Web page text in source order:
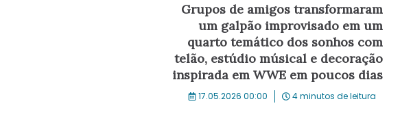
Grupos de amigos transformaram
um galpão improvisado em um
quarto temático dos sonhos com
telão, estúdio músical e decoração
inspirada em WWE em poucos dias
17.05.2026 00:00 4 minutos de leitura